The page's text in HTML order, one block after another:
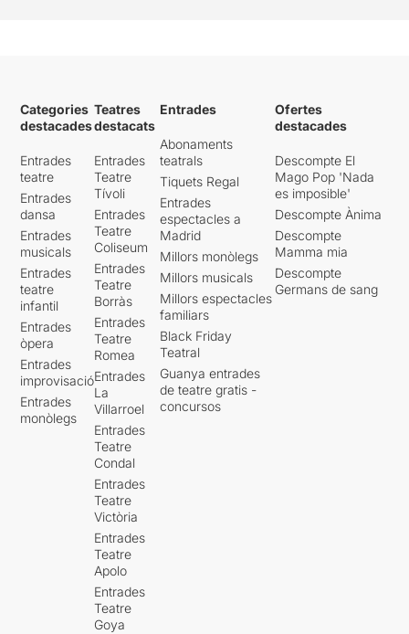
Categories
destacades
Entrades
teatre
Entrades
dansa
Entrades
musicals
Entrades
teatre
infantil
Entrades
òpera
Entrades
improvisació
Entrades
monòlegs
Teatres
destacats
Entrades
Teatre
Tívoli
Entrades
Teatre
Coliseum
Entrades
Teatre
Borràs
Entrades
Teatre
Romea
Entrades
La
Villarroel
Entrades
Teatre
Condal
Entrades
Teatre
Victòria
Entrades
Teatre
Apolo
Entrades
Teatre
Goya
Entrades
Abonaments
teatrals
Tiquets Regal
Entrades
espectacles a
Madrid
Millors monòlegs
Millors musicals
Millors espectacles
familiars
Black Friday
Teatral
Guanya entrades
de teatre gratis -
concursos
Ofertes
destacades
Descompte El
Mago Pop 'Nada
es imposible'
Descompte Ànima
Descompte
Mamma mia
Descompte
Germans de sang